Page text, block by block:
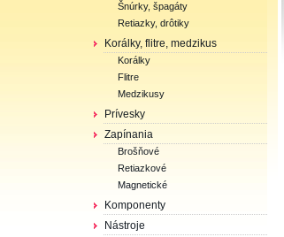
Šnúrky, špagáty
Retiazky, drôtiky
Korálky, flitre, medzikus
Korálky
Flitre
Medzikusy
Prívesky
Zapínania
Brošňové
Retiazkové
Magnetické
Komponenty
Nástroje